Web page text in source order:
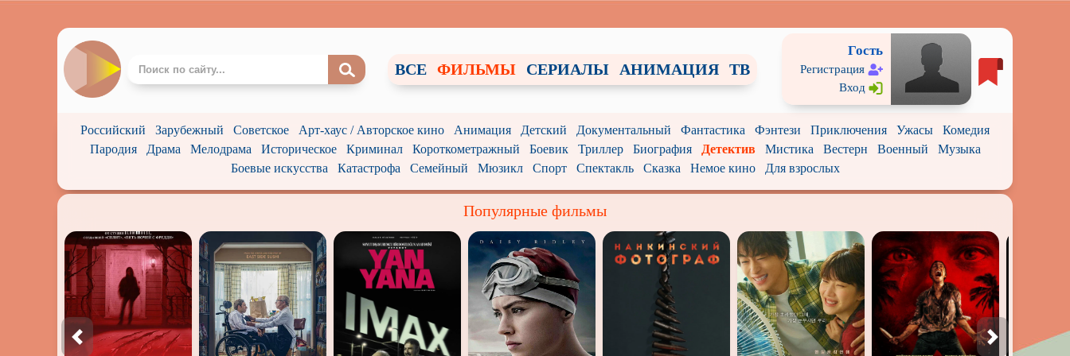
ВСЕ ФИЛЬМЫ СЕРИАЛЫ АНИМАЦИЯ ТВ
Гость
Регистрация
Вход
Российский Зарубежный Советское Арт-хаус / Авторское кино Анимация Детский Документальный Фантастика Фэнтези Приключения Ужасы
Комедия
Пародия
Драма Мелодрама Историческое Криминал Короткометражный Боевик Триллер Биография Детектив Мистика Вестерн Военный
Музыка
Боевые искусства
Катастрофа Семейный Мюзикл Спорт Спектакль Сказка Немое кино Для взрослых
Популярные фильмы